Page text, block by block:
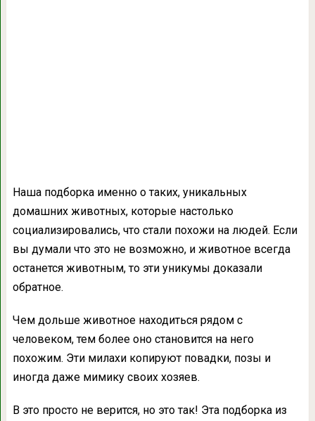
Наша подборка именно о таких, уникальных
домашних животных, которые настолько
социализировались, что стали похожи на людей. Если
вы думали что это не возможно, и животное всегда
останется животным, то эти уникумы доказали
обратное.
Чем дольше животное находиться рядом с
человеком, тем более оно становится на него
похожим. Эти милахи копируют повадки, позы и
иногда даже мимику своих хозяев.
В это просто не верится, но это так! Эта подборка из